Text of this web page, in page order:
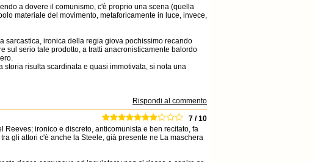
a dovere il comunismo, c'è proprio una scena (quella
materiale del movimento, metaforicamente in luce, invece,
sarcastica, ironica della regia giova pochissimo recando
sul serio tale prodotto, a tratti anacronisticamente balordo
storia risulta scardinata e quasi immotivata, si nota una
Rispondi al commento
7 / 10
ironico e discreto, anticomunista e ben recitato, fa
gli attori c'è anche la Steele, già presente ne La maschera